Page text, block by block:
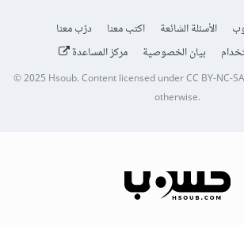
الأسئلة الشائعة اكتب معنا
درّب معنا
بيان الخصوصية مركز المساعدة
© 2025Hsoub.Content licensed underCC BY-NC-
otherwise.